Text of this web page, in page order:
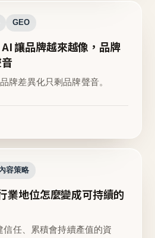
GEO
讓品牌越來越像，品牌
牌差異化只剩品牌聲音。
容策略
業地位怎麼變成可持續的
信任、累積會持續產值的資